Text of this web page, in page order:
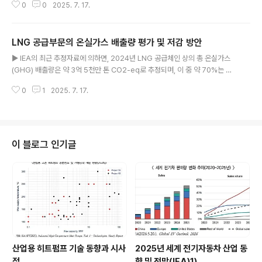
이란 주요 핵시설에 대한 평가가 어려워짐. 1) 이란 국영 언론에 따르면, Maso
대한 보장을 포함해 여러 조건이 충족될 때까지 유지될 예정임. 이 같은 결정은
미국과 이스라엘이 이란의 Fordow 우라늄 농축 시설에 폭탄을 투하하는 등 이
란의 주요 핵시설을 공격한 이후 나온 것임.서방 정보기관..
0 0 2025. 7. 17.
LNG 공급부문의 온실가스 배출량 평가 및 저감 방안
▶ IEA의 최근 추정자료에 의하면, 2024년 LNG 공급체인 상의 총 온실가스
(GHG) 배출량은 약 3억 5천만 톤 CO2-eq로 추정되며, 이 중 약 70%는 탄
으며, 이는 가스 액화시설로 유입되는 원료가스와 관련된 메탄 배출량, 생산·공
효율 개선, CCUS, 소각 저감 등이 있음. ▶ 모든 주요 감축수단을 적용하는 데
소요되는 초기 투자비용은 약 1,020억 달러로 추정되며, 감축 효과는 ..
0 1 2025. 7. 17.
이 블로그 인기글
산업용 히트펌프 기술 동향과 시사
2025년 세계 전기자동차 산업 동